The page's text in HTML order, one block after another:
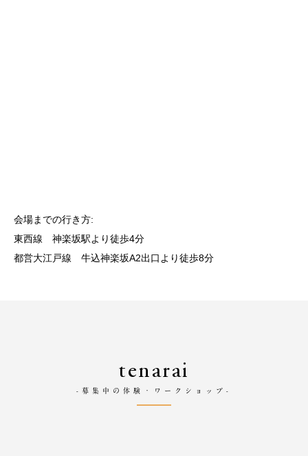
会場までの行き方:
東西線 神楽坂駅より徒歩4分
都営大江戸線 牛込神楽坂A2出口より徒歩8分
tenarai
-募集中の体験・ワークショップ-